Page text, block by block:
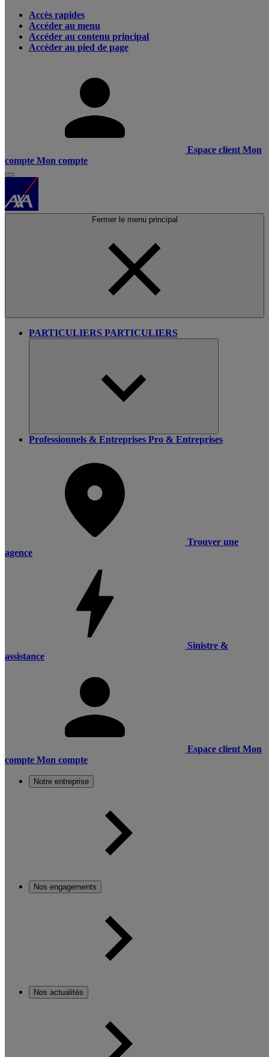
Accès rapides
Accéder au menu
Accéder au contenu principal
Accéder au pied de page
Espace client Mon
compte Mon compte
Fermer le menu principal
PARTICULIERS PARTICULIERS
Professionnels & Entreprises Pro & Entreprises
Trouver une
agence
Sinistre &
assistance
Espace client Mon
compte Mon compte
Notre entreprise
Nos engagements
Nos actualités